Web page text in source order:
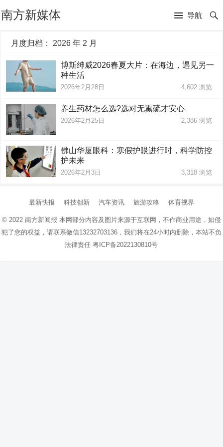
南方新媒体 导航
月度归档： 2026 年 2 月
博斯绅威2026春夏大片：在海边，遇见另一
种生活
2026年2月28日 4,602浏览
养生药材怎么选?选对无熏硫才安心
2026年2月25日 2,386浏览
佛山华厦眼科：寒假护眼进行时，科学防控
护未来
2026年2月3日 3,318浏览
最新快报 科技创新 汽车资讯 旅游攻略 体育视界
© 2022 南方新闻报 本网部分内容及图片来源于互联网，不作商业用途，如侵
犯了您的权益，请联系微信13232703136，我们将在24小时内删除，本站不负
法律责任粤ICP备2022130810号